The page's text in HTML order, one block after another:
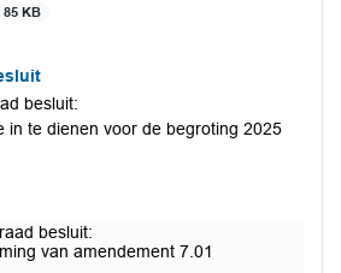
85 KB
besluit:
in te dienen voor de begroting 2025
besluit:
van amendement 7.01